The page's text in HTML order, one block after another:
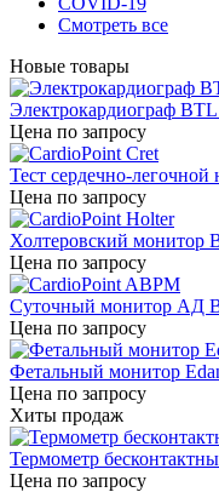
Смотреть все
Новые товары
Электрокардиограф
Цена по запросу
Тест сердечно-
Цена по запросу
Холтеровский монитор
Цена по запросу
Суточный монитор АД
Цена по запросу
Фетальный монитор
Цена по запросу
Хиты продаж
Термометр
Цена по запросу